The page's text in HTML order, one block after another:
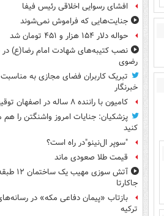
افشای رسوایی اخلاقی رئیس فیفا
جنایت‌هایی که فراموش نمی‌شوند
حواله دلار ۱۵۴ هزار و ۴۵۱ تومان شد
نصب کتیبه‌های شهادت امام رضا(ع)
رضوی
تبریک کاربران فضای مجازی به مناسبت
خبرنگار
کامیون با راننده ۸ ساله در اصفهان توقیف شد
پزشکیان: جنایات امروز واشنگتن را
کنید
"سوپر ال‌نینو"در راه است؟
قیمت طلا صعودی ماند
آتش سوزی مهیب یک
جاکارتا
بازتاب «پیمان دفاعی مکه» در
ترکیه